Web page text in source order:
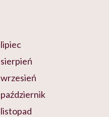
lipiec
sierpień
wrzesień
październik
listopad